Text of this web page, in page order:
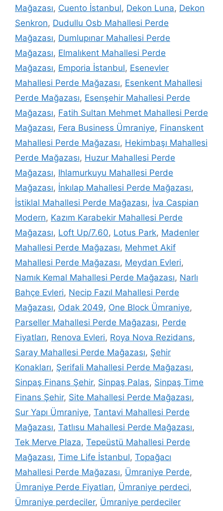
Mağazası, Cuento İstanbul, Dekon Luna, Dekon
Senkron, Dudullu Osb Mahallesi Perde
Mağazası, Dumlupınar Mahallesi Perde
Mağazası, Elmalıkent Mahallesi Perde
Mağazası, Emporia İstanbul, Esenevler
Mahallesi Perde Mağazası, Esenkent Mahallesi
Perde Mağazası, Esenşehir Mahallesi Perde
Mağazası, Fatih Sultan Mehmet Mahallesi Perde
Mağazası, Fera Business Ümraniye, Finanskent
Mahallesi Perde Mağazası, Hekimbaşı Mahallesi
Perde Mağazası, Huzur Mahallesi Perde
Mağazası, Ihlamurkuyu Mahallesi Perde
Mağazası, İnkılap Mahallesi Perde Mağazası,
İstiklal Mahallesi Perde Mağazası, İva Caspian
Modern, Kazım Karabekir Mahallesi Perde
Mağazası, Loft Up/7.60, Lotus Park, Madenler
Mahallesi Perde Mağazası, Mehmet Akif
Mahallesi Perde Mağazası, Meydan Evleri,
Namık Kemal Mahallesi Perde Mağazası, Narlı
Bahçe Evleri, Necip Fazıl Mahallesi Perde
Mağazası, Odak 2049, One Block Ümraniye,
Parseller Mahallesi Perde Mağazası, Perde
Fiyatları, Renova Evleri, Roya Nova Rezidans,
Saray Mahallesi Perde Mağazası, Şehir
Konakları, Şerifali Mahallesi Perde Mağazası,
Sinpaş Finans Şehir, Sinpaş Palas, Sinpaş Time
Finans Şehir, Site Mahallesi Perde Mağazası,
Sur Yapı Ümraniye, Tantavi Mahallesi Perde
Mağazası, Tatlısu Mahallesi Perde Mağazası,
Tek Merve Plaza, Tepeüstü Mahallesi Perde
Mağazası, Time Life İstanbul, Topağacı
Mahallesi Perde Mağazası, Ümraniye Perde,
Ümraniye Perde Fiyatları, Ümraniye perdeci,
Ümraniye perdeciler, Ümraniye perdeciler